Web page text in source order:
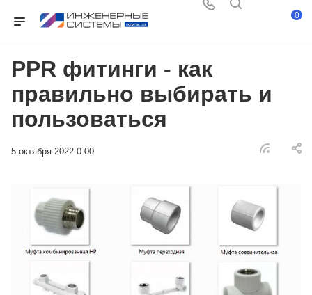
0
PPR фитинги - как
правильно выбирать и
пользоваться
5 октября 2022 0:00